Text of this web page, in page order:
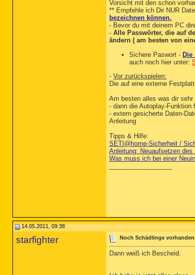
Vorsicht mit den schon
** Empfehle ich Dir NUR
bezeichnen können.
- Bevor du mit deinem PC
- Alle Passwörter, die auf
ändern ( am besten von
Sichere Paswort - Die
auch noch hier unter:
- Vor zurückspielen:
Die auf eine externe
Am besten alles was dir
- dann die Autoplay-
- extern gesicherte Daten-
Anleitung
Tipps & Hilfe:
SETI@home-Sicherheit /
Anleitung: Neuaufsetzen
Was muss ich bei einer
14.05.2011, 09:38
starfighter Noch Schädlinge vorhanden
Dann weiß ich Bescheid.